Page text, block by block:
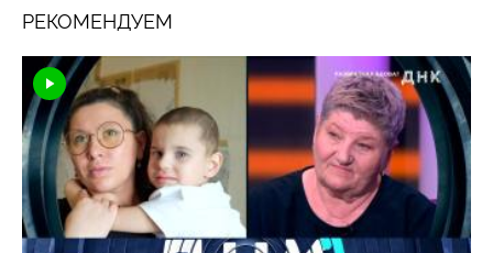
РЕКОМЕНДУЕМ